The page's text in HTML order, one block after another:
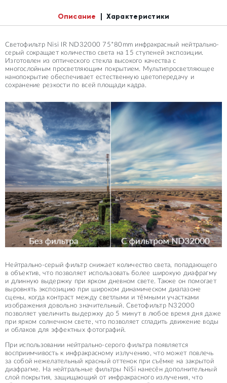
Описание Характеристики
Светофильтр Nisi IR ND32000 75*80mm инфракрасный нейтрально-
серый сокращает количество света на 15 ступеней экспозиции.
Изготовлен из оптического стекла высокого качества с
многослойным просветляющим покрытием. Мультипросветляющее
нанопокрытие обеспечивает естественную цветопередачу и
сохранение резкости по всей площади кадра.
Нейтрально-серый фильтр снижает количество света, попадающего
в объектив, что позволяет использовать более широкую диафрагму
и длинную выдержку при ярком дневном свете. Также он помогает
выровнять экспозицию при широком динамическом диапазоне
сцены, когда контраст между светлыми и тёмными участками
изображения довольно значительный. Светофильтр N32000
позволяет увеличить выдержку до 5 минут в любое время дня даже
при ярком солнечном свете, что позволяет сгладить движение воды
и облаков для эффектных фотографий.
При использовании нейтрально-серого фильтра появляется
восприимчивость к инфракрасному излучению, что может повлечь
за собой нежелательный красный оттенок при съёмке на закрытой
диафрагме. На нейтральные фильтры NiSi нанесён дополнительный
слой покрытия, защищающий от инфракрасного излучения, что